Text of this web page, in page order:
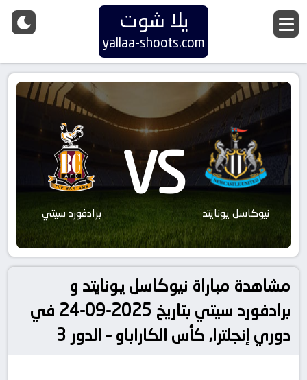
يلا شوت
yallaa-shoots.com
نيوكاسل يونايتد VS برادفورد سيتي
مشاهدة مباراة نيوكاسل يونايتد و
برادفورد سيتي بتاريخ 2025-09-24 في
دوري إنجلترا, كأس الكاراباو – الدور 3